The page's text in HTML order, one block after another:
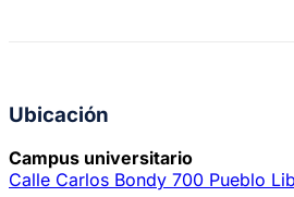
Ubicación
Campus universitario
Calle Carlos Bondy 700 Pueblo